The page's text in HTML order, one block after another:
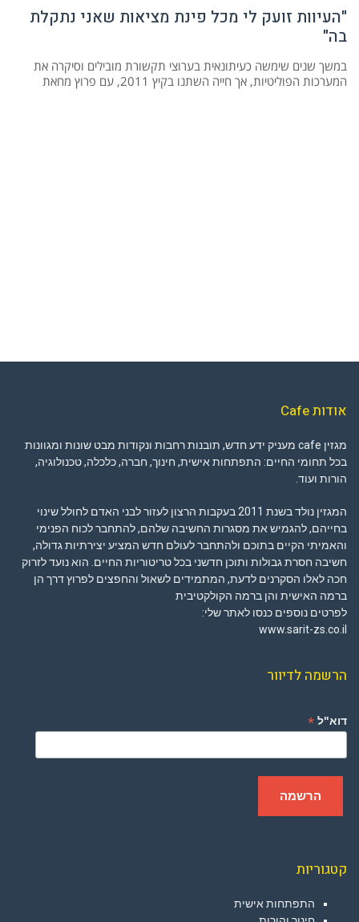
"העיוות זועק לי מכל פינת מציאות שאני נתקלת
בה"
במשך שנים שימשה כעיתונאית בערוצי תקשורת מובילים וסיקרה את
המערכות הפוליטיות, אך חייה השתנו בקיץ 2011, עם פרוץ מחאת
אודות Cafe
מגזין cafe מעניק ידע חדש, תובנות רחבות ונקודות מבט שונות ומגוונות
בכל תחומי החיים: התפתחות אישית, חינוך, חברה, כלכלה, טכנולוגיה,
הורות ועוד.
המגזין נולד בשנת 2011 בעקבות הרצון לעזור לבני האדם לחולל שינוי
בחייהם, להגמיש את מסגרות החשיבה שלהם, להתחבר לכוח הפנימי
והאמיתי הקיים בתוכם ולהתחבר לעולם חדש המציע יצירתיות גדולה,
חשיבה חסרת גבולות ותוכן חדשני בכל טריטוריות החיים. הוא נועד לזרוק
חכה לאלו הסקרנים לדעת, המתמידים לשאול והחפצים לפרוץ דרך הן
ברמה האישית והן ברמה הקולקטיבית
לפרטים נוספים כנסו לאתר שלי:
www.sarit-zs.co.il
הרשמה לדיוור
דוא"ל *
קטגוריות
התפתחות אישית